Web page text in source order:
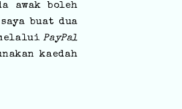
awak boleh
buat dua
PayPal
kaedah